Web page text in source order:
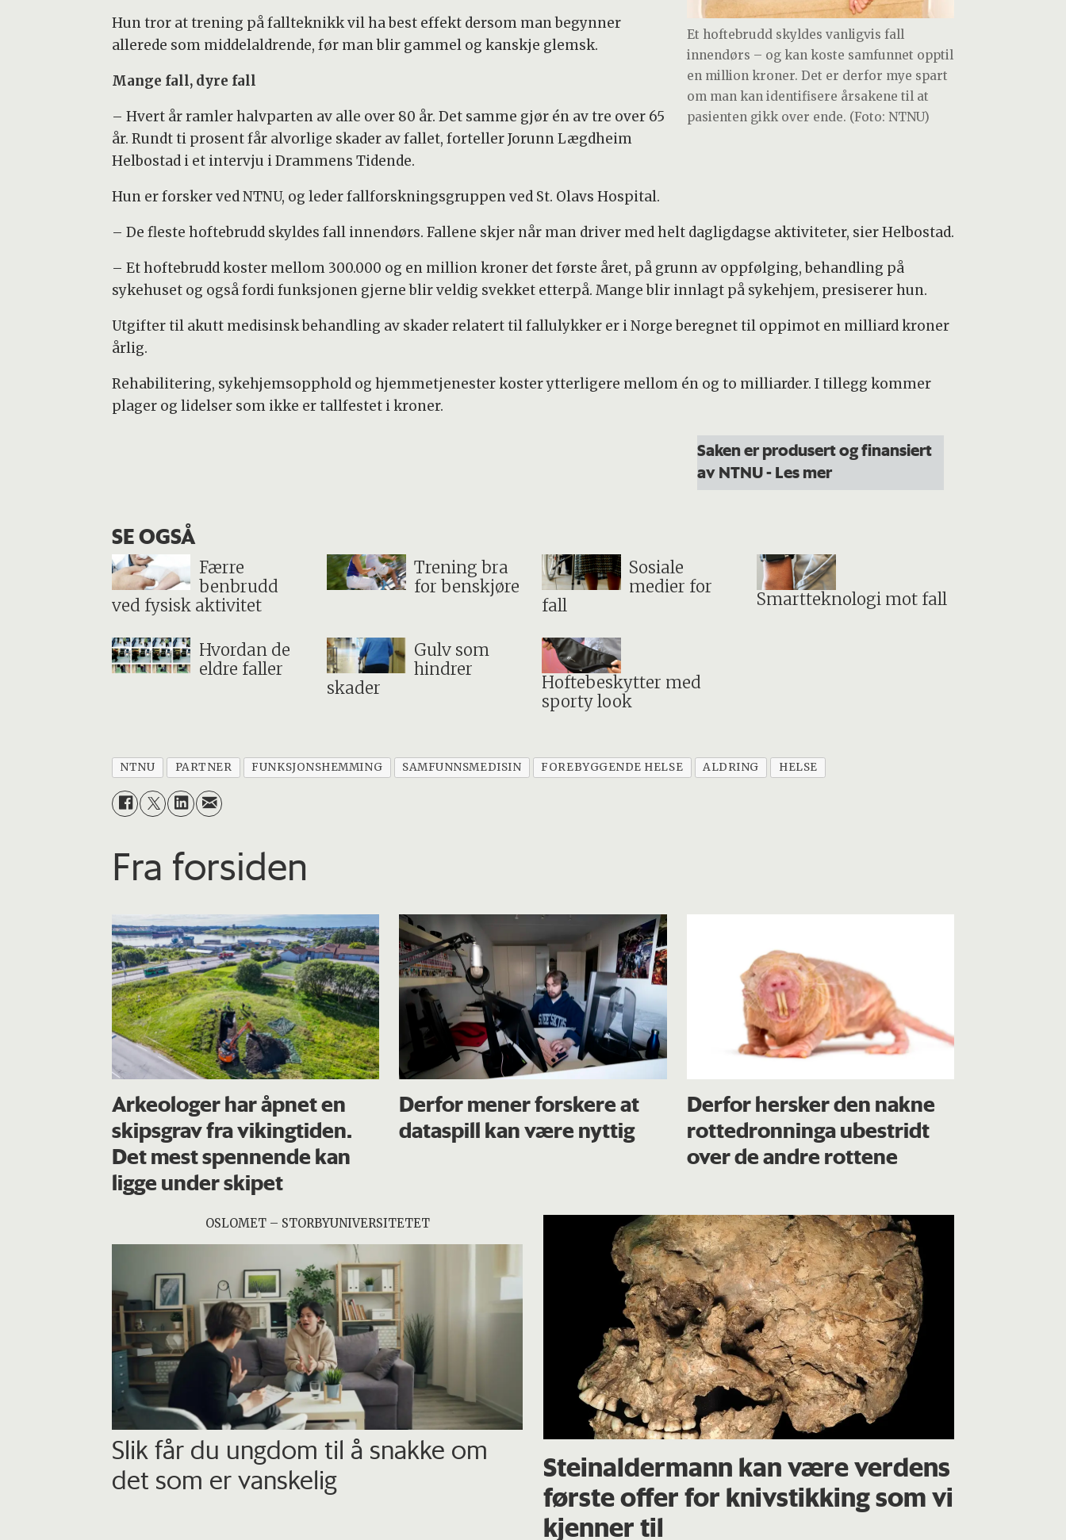
Et hoftebrudd skyldes vanligvis fall
innendørs – og kan koste samfunnet opptil
en million kroner. Det er derfor mye spart
om man kan identifisere årsakene til at
pasienten gikk over ende. (Foto: NTNU)
Hun tror at trening på fallteknikk vil ha best effekt dersom man begynner
allerede som middelaldrende, før man blir gammel og kanskje glemsk.
Mange fall, dyre fall
– Hvert år ramler halvparten av alle over 80 år. Det samme gjør én av tre over 65
år. Rundt ti prosent får alvorlige skader av fallet, forteller Jorunn Lægdheim
Helbostad i et intervju i Drammens Tidende.
Hun er forsker ved NTNU, og leder fallforskningsgruppen ved St. Olavs Hospital.
– De fleste hoftebrudd skyldes fall innendørs. Fallene skjer når man driver med helt dagligdagse aktiviteter, sier Helbostad.
– Et hoftebrudd koster mellom 300.000 og en million kroner det første året, på grunn av oppfølging, behandling på
sykehuset og også fordi funksjonen gjerne blir veldig svekket etterpå. Mange blir innlagt på sykehjem, presiserer hun.
Utgifter til akutt medisinsk behandling av skader relatert til fallulykker er i Norge beregnet til oppimot en milliard kroner
årlig.
Rehabilitering, sykehjemsopphold og hjemmetjenester koster ytterligere mellom én og to milliarder. I tillegg kommer
plager og lidelser som ikke er tallfestet i kroner.
Saken er produsert og finansiert
av NTNU- Les mer
SE OGSÅ
Færre
benbrudd
ved fysisk aktivitet
Trening bra
for benskjøre
Sosiale
medier for
fall
Smartteknologi mot fall
Hvordan de
eldre faller
Gulv som
hindrer
skader
Hoftebeskytter med
sporty look
NTNU PARTNER FUNKSJONSHEMMING SAMFUNNSMEDISIN FOREBYGGENDE HELSE ALDRING HELSE
Fra forsiden
Arkeologer har åpnet en
skipsgrav fra vikingtiden.
Det mest spennende kan
ligge under skipet
Derfor mener forskere at
dataspill kan være nyttig
Derfor hersker den nakne
rottedronninga ubestridt
over de andre rottene
OSLOMET – STORBYUNIVERSITETET
Slik får du ungdom til å snakke om
det som er vanskelig
Steinaldermann kan være verdens
første offer for knivstikking som vi
kjenner til